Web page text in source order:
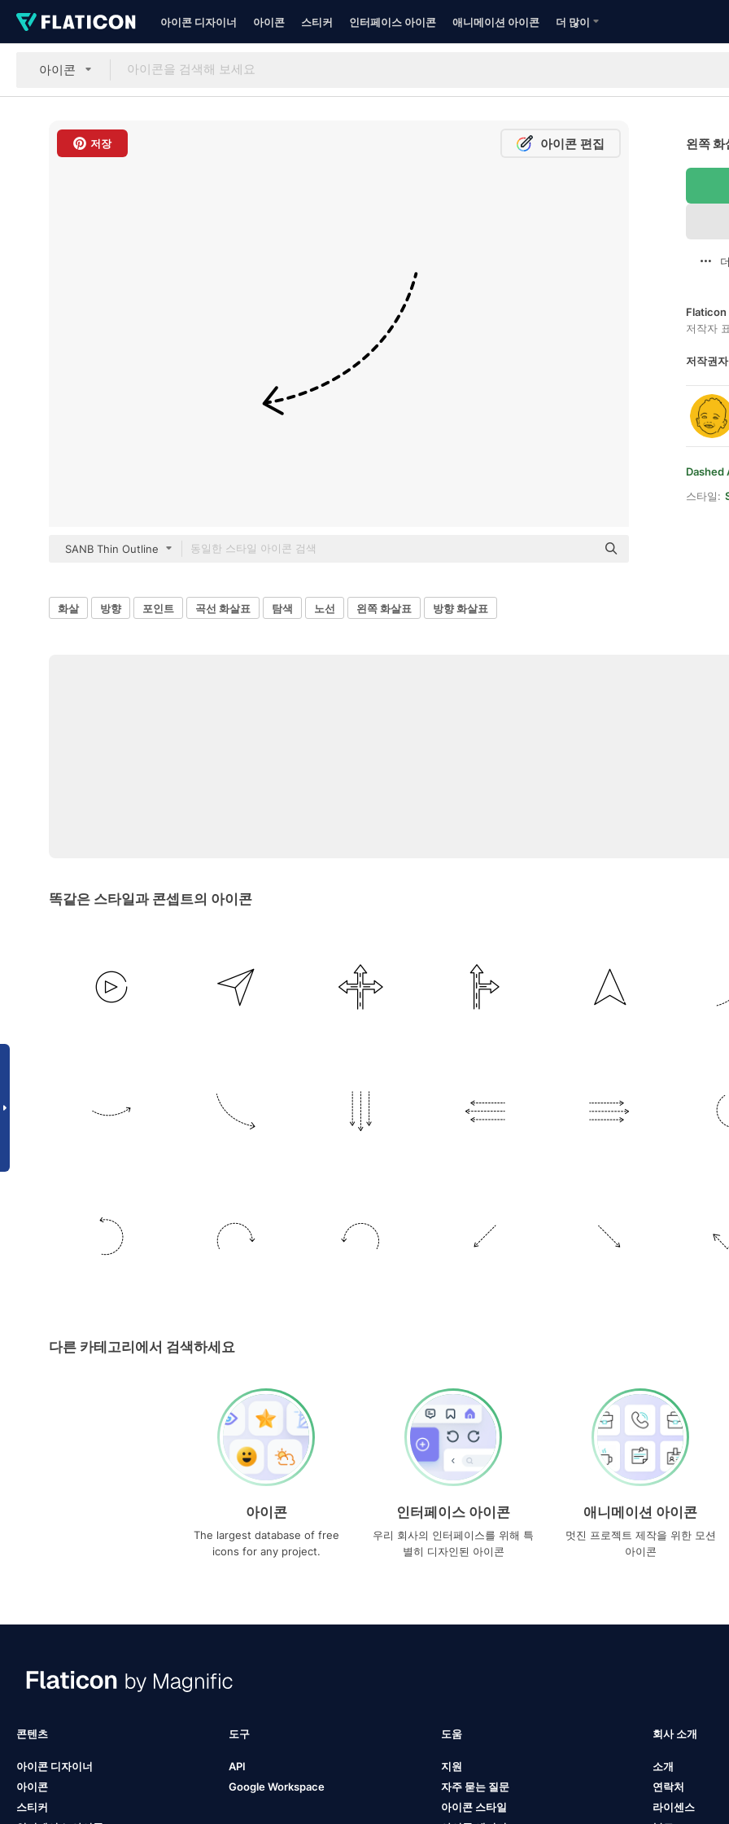
아이콘 디자이너 아이콘 스티커 인터페이스 아이콘 애니메이션 아이콘 더 많이
아이콘
저장 아이콘 편집
SANB Thin Outline
왼쪽 화
Flaticon
저작자
저작권
Dashed
스타일:
화살 방향 포인트 곡선 화살표 탐색 노선 왼쪽 화살표 방향 화살표
똑같은 스타일과 콘셉트의 아이콘
다른 카테고리에서 검색하세요
아이콘
The largest database of free
icons for any project.
인터페이스 아이콘
우리 회사의 인터페이스를 위해 특
별히 디자인된 아이콘
애니메이션 아이콘
멋진 프로젝트 제작을 위한 모션
아이콘
콘텐츠
아이콘 디자이너
아이콘
스티커
도구
API
Google Workspace
도움
지원
자주 묻는 질문
아이콘 스타일
회사 소개
소개
연락처
라이센스